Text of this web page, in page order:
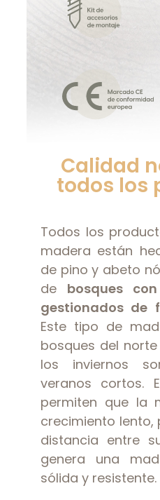
Calidad
todos los
Todos los
madera están
de pino y abeto
de bosques
gestionados de
Este tipo de
bosques del
los inviernos
veranos cortos.
permiten que la
crecimiento
distancia entre
genera una
sólida y resistente.